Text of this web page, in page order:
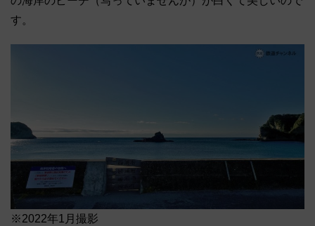
す。
※2022年1月撮影